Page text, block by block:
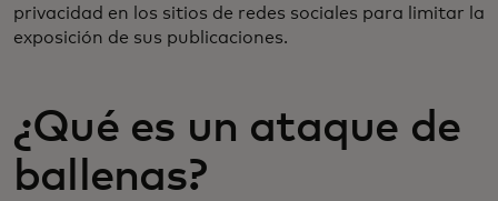
privacidad en los sitios de redes sociales para limitar la
exposición de sus publicaciones.
¿Qué es un ataque de
ballenas?